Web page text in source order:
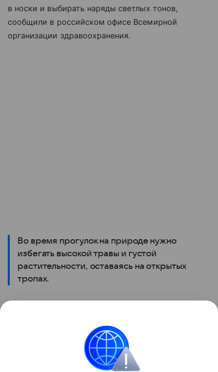
в носки и выбирать наряды светлых тонов,
сообщили в российском офисе Всемирной
организации здравоохранения.
Во время прогулок на природе нужно
избегать высокой травы и густой
растительности, оставаясь на открытых
тропах.
Кроме того, необходимо использовать